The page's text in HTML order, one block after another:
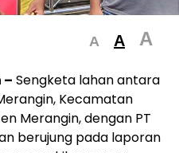
A A A
– Sengketa lahan antara
Kecamatan
Merangin, dengan PT
berujung pada laporan